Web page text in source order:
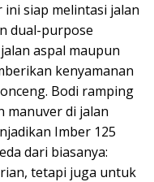
siap melintasi jalan
dual-purpose
aspal maupun
kenyamanan
Bodi ramping
manuver di jalan
Imber 125
dari biasanya:
tetapi juga untuk